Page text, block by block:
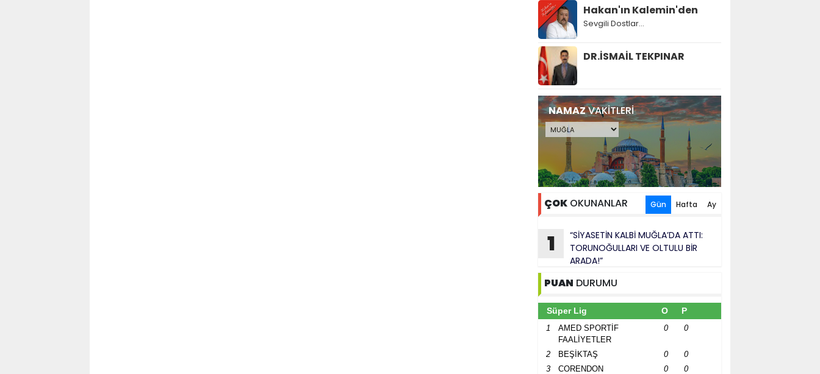
Hakan'ın Kalemin'den
Sevgili Dostlar...
DR.İSMAİL TEKPINAR
NAMAZVAKİTLERİ
ÇOK OKUNANLAR Gün Hafta Ay
1
“SİYASETİN KALBİ MUĞLA’DA ATTI:
TORUNOĞULLARI VE OLTULU BİR
ARADA!”
PUAN DURUMU
Süper Lig O P
1
AMED SPORTİF
FAALİYETLER
0 0
2 BEŞİKTAŞ 0
0
3
CORENDON
0 0